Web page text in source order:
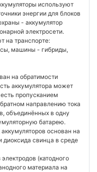
используют
энергии для блоков
- аккумулятор
электросети.
на транспорте:
машины - гибриды,
на обратимости
аккумулятора может
пропусканием
направлению тока
объединённых в одну
батарею.
основан на
диоксида свинца в среде
(катодного
материала на